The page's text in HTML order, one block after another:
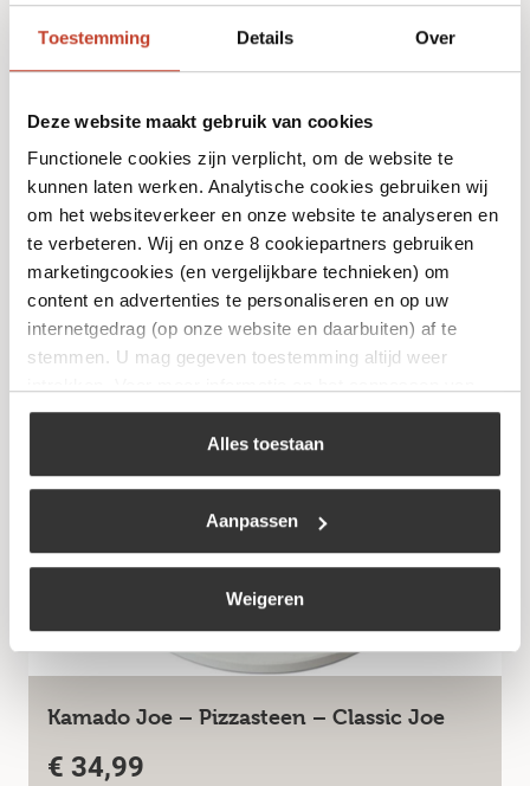
Toestemming Details Over
Deze website maakt gebruik van cookies
Functionele cookies zijn verplicht, om de website te
kunnen laten werken. Analytische cookies gebruiken wij
om het websiteverkeer en onze website te analyseren en
te verbeteren. Wij en onze 8 cookiepartners gebruiken
marketingcookies (en vergelijkbare technieken) om
content en advertenties te personaliseren en op uw
internetgedrag (op onze website en daarbuiten) af te
stemmen. U mag gegeven toestemming altijd weer
uw keuze op onze website verwijzen wij u naar ons
Alles toestaan
Aanpassen
Weigeren
Kamado Joe Classic 2
De meest verkochte kamado!
€1.599,00
Bekijk
Kamado Joe – Pizzasteen – Classic Joe
€ 34,99